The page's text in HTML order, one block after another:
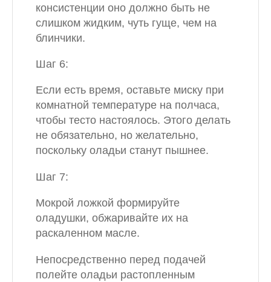
консистенции оно должно быть не
слишком жидким, чуть гуще, чем на
блинчики.
Шаг 6:
Если есть время, оставьте миску при
комнатной температуре на полчаса,
чтобы тесто настоялось. Этого делать
не обязательно, но желательно,
поскольку оладьи станут пышнее.
Шаг 7:
Мокрой ложкой формируйте
оладушки, обжаривайте их на
раскаленном масле.
Непосредственно перед подачей
полейте оладьи растопленным